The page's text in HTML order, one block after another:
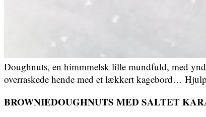
Doughnuts, en himmmelsk lille mundfuld, med
overraskede hende med et lækkert kagebord…
BROWNIEDOUGHNUTS MED SALTET